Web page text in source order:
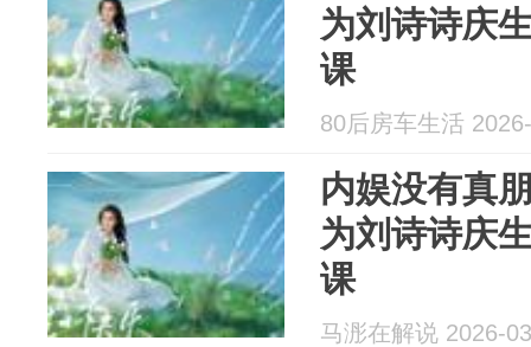
为刘诗诗庆
课
80后房车生活
内娱没有真
为刘诗诗庆
课
马浵在解说 2026-